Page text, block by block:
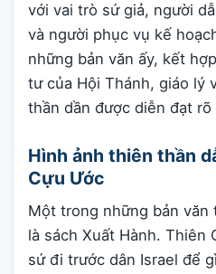
với vai trò sứ giả, người
và người phục vụ kế
những bản văn ấy, kết
tư của Hội Thánh, giáo lý
thần dần được diễn đạt rõ
Hình ảnh thiên thần
Cựu Ước
Một trong những bản văn
là sách Xuất Hành. Thiên
sứ đi trước dân Israel để